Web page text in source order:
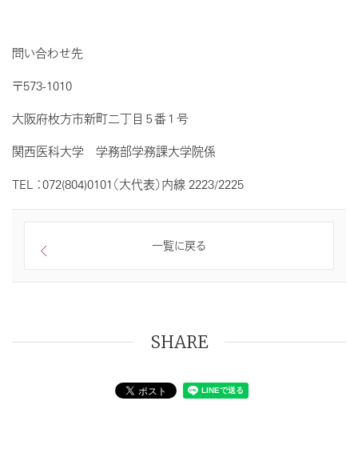
問い合わせ先
〒573-1010
大阪府枚方市新町二丁目５番１号
関西医科大学 学務部学務課大学院係
TEL ：072(804)0101（大代表）内線 2223/2225
一覧に戻る
SHARE